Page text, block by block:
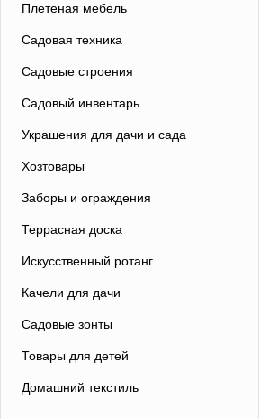
Плетеная мебель
Садовая техника
Садовые строения
Садовый инвентарь
Украшения для дачи и сада
Хозтовары
Заборы и ограждения
Террасная доска
Искусственный ротанг
Качели для дачи
Садовые зонты
Товары для детей
Домашний текстиль